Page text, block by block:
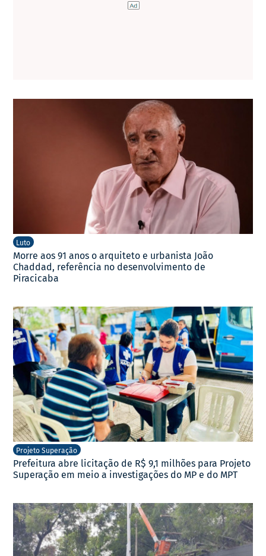
Luto
Morre aos 91 anos o arquiteto e urbanista João
Chaddad, referência no desenvolvimento de
Piracicaba
Projeto Superação
Prefeitura abre licitação de R$ 9,1 milhões para Projeto
Superação em meio a investigações do MP e do MPT